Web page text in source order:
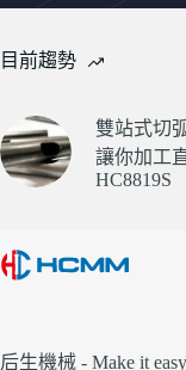
目前趨勢
雙站式切
讓你加工
HC8819S
后生機械 - Make it